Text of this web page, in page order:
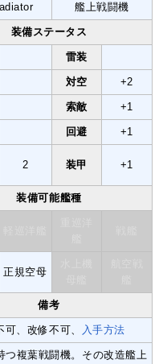
艦上戦闘機
装備ステータス
雷装
対空 +2
索敵 +1
回避 +1
2 装甲 +1
装備可能艦種
正規空母
備考
可、改修不可、 入手方法
つ複葉戦闘機。その改造艦上